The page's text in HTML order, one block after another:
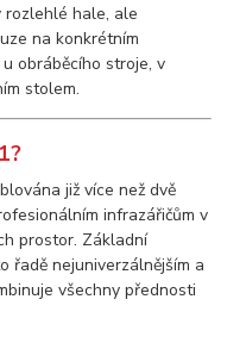
rozlehlé hale, ale
na konkrétním
obráběcího stroje, v
stolem.
již více než dvě
infrazářičům v
prostor. Základní
řadě nejuniverzálnějším a
všechny přednosti